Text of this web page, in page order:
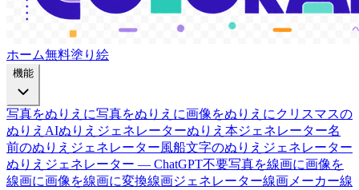
ホーム無料塗り絵
機能
写真をぬりえに写真をぬりえに画像をぬりえに クリスマスの
ぬりえ AIぬりえジェネレーターぬりえ本ジェネレーター名
前のぬりえジェネレーター風船文字のぬりえジェネレーター
ぬりえジェネレーター — ChatGPT不要写真を線画に画像を
線画に画像を線画に変換線画ジェネレーター線画メーカー線